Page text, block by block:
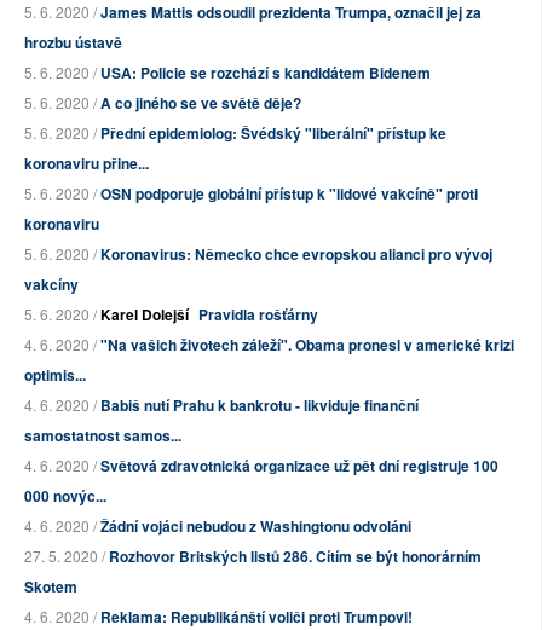
5. 6. 2020 /James Mattis odsoudil prezidenta Trumpa, označil jej za
hrozbu ústavě
5. 6. 2020 /USA: Policie se rozchází s kandidátem Bidenem
5. 6. 2020 /A co jiného se ve světě děje?
5. 6. 2020 /Přední epidemiolog: Švédský "liberální" přístup ke
koronaviru přine...
5. 6. 2020 /OSN podporuje globální přístup k "lidové vakcíně" proti
koronaviru
5. 6. 2020 /Koronavirus: Německo chce evropskou alianci pro vývoj
vakcíny
5. 6. 2020 /Karel Dolejší Pravidla rošťárny
4. 6. 2020 /"Na vašich životech záleží". Obama pronesl v americké krizi
optimis...
4. 6. 2020 /Babiš nutí Prahu k bankrotu - likviduje finanční
samostatnost samos...
4. 6. 2020 /Světová zdravotnická organizace už pět dní registruje 100
000 novýc...
4. 6. 2020 /Žádní vojáci nebudou z Washingtonu odvoláni
27. 5. 2020 /Rozhovor Britských listů 286. Cítím se být honorárním
Skotem
4. 6. 2020 /Reklama: Republikánští voliči proti Trumpovi!